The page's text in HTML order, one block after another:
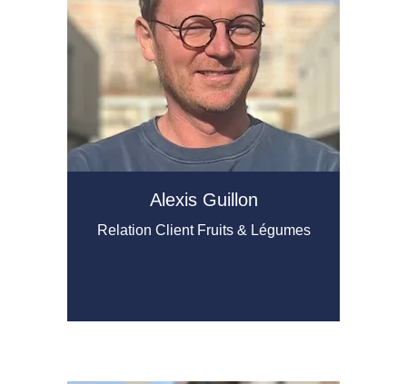
Alexis Guillon
Relation Client Fruits & Légumes